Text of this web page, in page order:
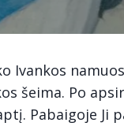
Ivankos
šeima. Po
Pabaigoje Ji